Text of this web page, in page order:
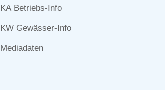
KA Betriebs-Info
KW Gewässer-Info
Mediadaten